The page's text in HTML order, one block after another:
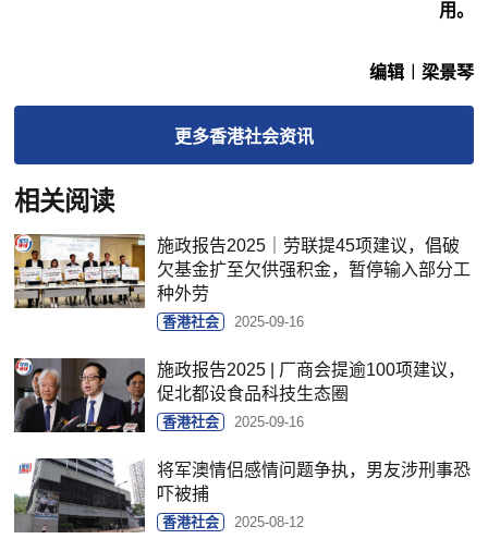
用。
编辑︱梁景琴
更多香港社会资讯
相关阅读
施政报告2025｜劳联提45项建议，倡破
欠基金扩至欠供强积金，暂停输入部分工
种外劳
香港社会 2025-09-16
施政报告2025 | 厂商会提逾100项建议，
促北都设食品科技生态圈
香港社会 2025-09-16
将军澳情侣感情问题争执，男友涉刑事恐
吓被捕
香港社会 2025-08-12